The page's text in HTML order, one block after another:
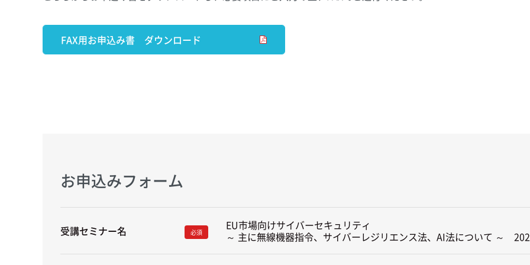
FAX用お申込み書 ダウンロード
お申込みフォーム
受講セミナー名 必須
EU市場向けサイバーセキュリティ
～ 主に無線機器指令、サイバーレジリエンス法、AI法について ～　